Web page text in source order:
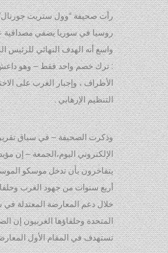
رأت صحيفة “وول ستريت جورنال”
روسيا في سوريا يضفي مصداقية على ما
واسع أنه الهدف النهائي للرئيس السوري
: ترك خصم واحد فقط – وهو داعش – في
الأطراف ، وإجبار الغرب على الاختيار
التنظيم الإرهابي .
وذكرت الصحيفة – في سياق تقرير
الإلكتروني اليوم،الجمعة – إن مؤيدي
يتفاخرون بأن تدخل موسكو الموسع
أربع سنوات من جهود الغرب وحلفائه
خلال دعم المعارضة المعتدلة في سوريا،
المتحدة وحلفاؤها الغربيون إن الضربات
تستهدف في المقام الأول المعارضة،